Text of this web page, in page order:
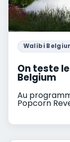
Walibi
On teste
Belgium
Au
Popcorn